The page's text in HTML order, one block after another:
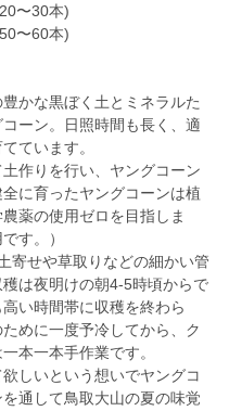
〜30本)
〜60本)
かな黒ぼく土とミネラルた
ーン。日照時間も長く、適
ています。
作りを行い、ヤングコーン
に育ったヤングコーンは植
薬の使用ゼロを目指しま
す。）
寄せや草取りなどの細かい管
は夜明けの朝4-5時頃からで
い時間帯に収穫を終わら
めに一度予冷してから、ク
本一本手作業です。
しいという想いでヤングコ
通して鳥取大山の夏の味覚